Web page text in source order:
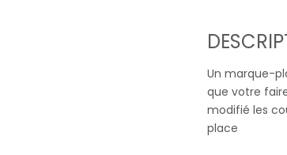
Un marque-
que votre
modifié les
place